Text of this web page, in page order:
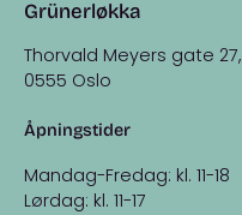
Grünerløkka
Thorvald Meyers gate 27,
0555 Oslo
Åpningstider
Mandag-Fredag: kl. 11-18
Lørdag: kl. 11-17